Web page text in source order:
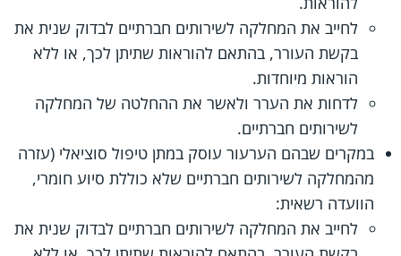
לחייב את המחלקה לשירותים חברתיים לבדוק שנית את
בקשת העורר, בהתאם להוראות שתיתן לכך, או ללא
הוראות מיוחדות.
לדחות את הערר ולאשר את ההחלטה של המחלקה
לשירותים חברתיים.
במקרים שבהם הערעור עוסק במתן טיפול סוציאלי (עזרה
מהמחלקה לשירותים חברתיים שלא כוללת סיוע חומרי,
הוועדה רשאית:
לחייב את המחלקה לשירותים חברתיים לבדוק שנית את